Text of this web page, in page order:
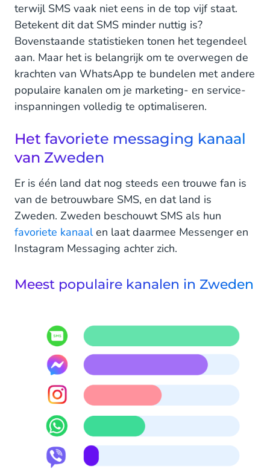
terwijl SMS vaak niet eens in de top vijf staat.
Betekent dit dat SMS minder nuttig is?
Bovenstaande statistieken tonen het tegendeel
aan. Maar het is belangrijk om te overwegen de
krachten van WhatsApp te bundelen met andere
populaire kanalen om je marketing- en service-
inspanningen volledig te optimaliseren.
Het favoriete messaging kanaal
van Zweden
Er is één land dat nog steeds een trouwe fan is
van de betrouwbare SMS, en dat land is
Zweden. Zweden beschouwt SMS als hun
favoriete kanaalen laat daarmee Messenger en
Instagram Messaging achter zich.
Meest populaire kanalen in Zweden